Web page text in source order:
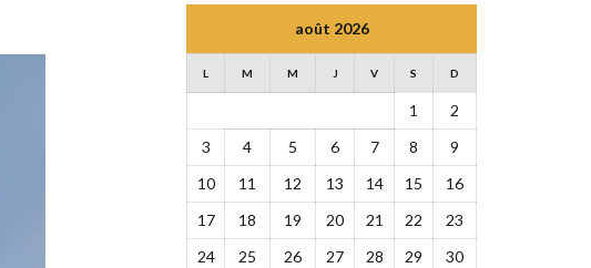
août 2026
L M M J V S D
1
2
3
4 5 6 7 8
9
10
11 12 13 14 15
16
17
18 19 20 21 22
23
24
25 26 27 28 29
30